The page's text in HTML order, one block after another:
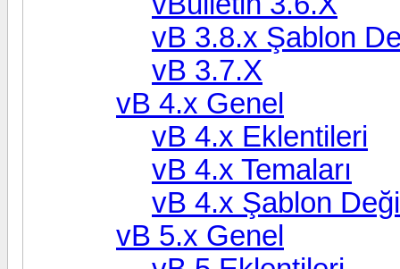
vB 3.8.x Şablon
vB 3.7.X
vB 4.x Genel
vB 4.x Eklentileri
vB 4.x Temaları
vB 4.x Şablon
vB 5.x Genel